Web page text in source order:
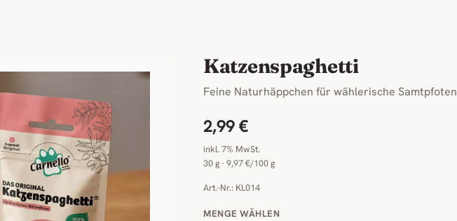
Katzenspaghetti
Feine Naturhäppchen für wählerische Samtpfoten
2,99 €
inkl. 7% MwSt.
30 g · 9,97 €/100 g
Art.-Nr.: KL014
MENGE WÄHLEN